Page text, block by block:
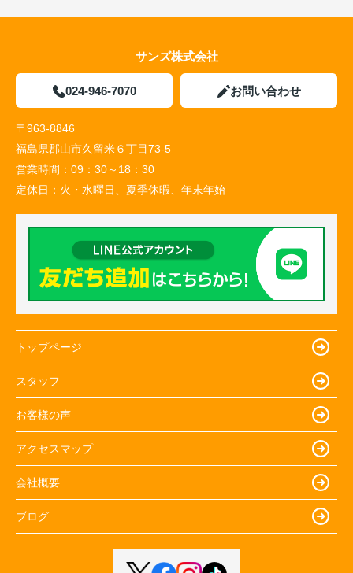
サンズ株式会社
024-946-7070 お問い合わせ
〒963-8846
福島県郡山市久留米６丁目73-5
営業時間： 09：30～18：30
定休日： 火・水曜日、夏季休暇、年末年始
トップページ
スタッフ
お客様の声
アクセスマップ
会社概要
ブログ